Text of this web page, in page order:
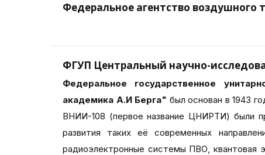
Федеральное агентство воздушного
ФГУП Центральный научно-
Федеральное государственное
академика А.И Берга" был основан в 1943
ВНИИ-108 (первое название ЦНИРТИ) были
развития таких её современных
радиоэлектронные системы ПВО, квантовая